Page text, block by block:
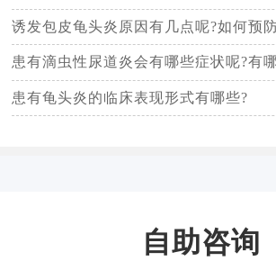
诱发包皮龟头炎原因有几点呢?如何预
患有滴虫性尿道炎会有哪些症状呢?有
患有龟头炎的临床表现形式有哪些?
自助咨询